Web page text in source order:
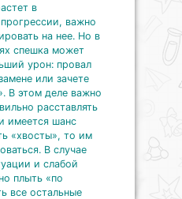
в
важно
на нее. Но в
спешка может
урон: провал
или зачете
В этом деле важно
расставлять
имеется шанс
«хвосты», то им
В случае
и слабой
плыть «по
все остальные